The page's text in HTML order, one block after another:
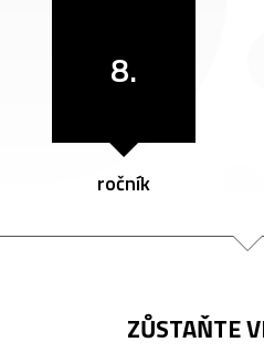
8.
ročník
ZŮSTAŇTE